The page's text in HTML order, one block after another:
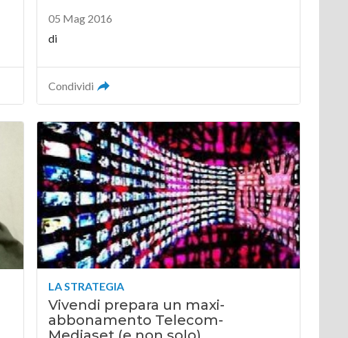
05 Mag 2016
di
Condividi
LA STRATEGIA
Vivendi prepara un maxi-
abbonamento Telecom-